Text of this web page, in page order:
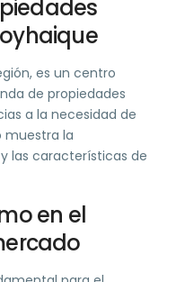
es un centro
de propiedades
a la necesidad de
muestra la
las características de
en el